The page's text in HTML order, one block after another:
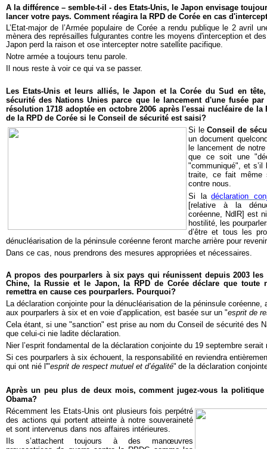
A la différence – semble-t-il - des Etats-Unis, le Japon envisage
lancer votre pays. Comment réagira la RPD de Corée en cas
L’Etat-major de l’Armée populaire de Corée a rendu publique le 2 avril
mènera des représailles fulgurantes contre les moyens d'interception et
Japon perd la raison et ose intercepter notre satellite pacifique.
Notre armée a toujours tenu parole.
Il nous reste à voir ce qui va se passer.
Les Etats-Unis et leurs alliés, le Japon et la Corée du Sud en
sécurité des Nations Unies parce que le lancement d'une fusée
résolution 1718 adoptée en octobre 2006 après l'essai nucléaire de la
de la RPD de Corée si le Conseil de sécurité est saisi?
Si leConseil de
un document
le lancement de
que ce soit une
"communiqué", et
traite, ce fait même
contre nous.
Si la déclaration
[relative à la
coréenne, NdlR] est
hostilité, les
d’être et tous les
dénucléarisation de la péninsule coréenne feront marche arrière pour
Dans ce cas, nous prendrons des mesures appropriées et nécessaires.
A propos des pourparlers à six pays qui réunissent depuis 2003 les
Chine, la Russie et le Japon, la RPD de Corée déclare que toute
remettra en cause ces pourparlers. Pourquoi?
La déclaration conjointe pour la dénucléarisation de la péninsule coréenne,
aux pourparlers à six et en voie d’application, est basée sur un "esprit de
Cela étant, si une "sanction" est prise au nom du Conseil de sécurité des
que celui-ci nie ladite déclaration.
Nier l’esprit fondamental de la déclaration conjointe du 19 septembre
Si ces pourparlers à six échouent, la responsabilité en reviendra
qui ont nié l'"esprit de respect mutuel et d’égalité" de la déclaration
Après un peu plus de deux mois, comment jugez-vous la politique
Obama?
Récemment les Etats-Unis ont plusieurs fois perpétré
des actions qui portent atteinte à notre souveraineté
et sont intervenus dans nos affaires intérieures.
Ils s’attachent toujours à des manœuvres